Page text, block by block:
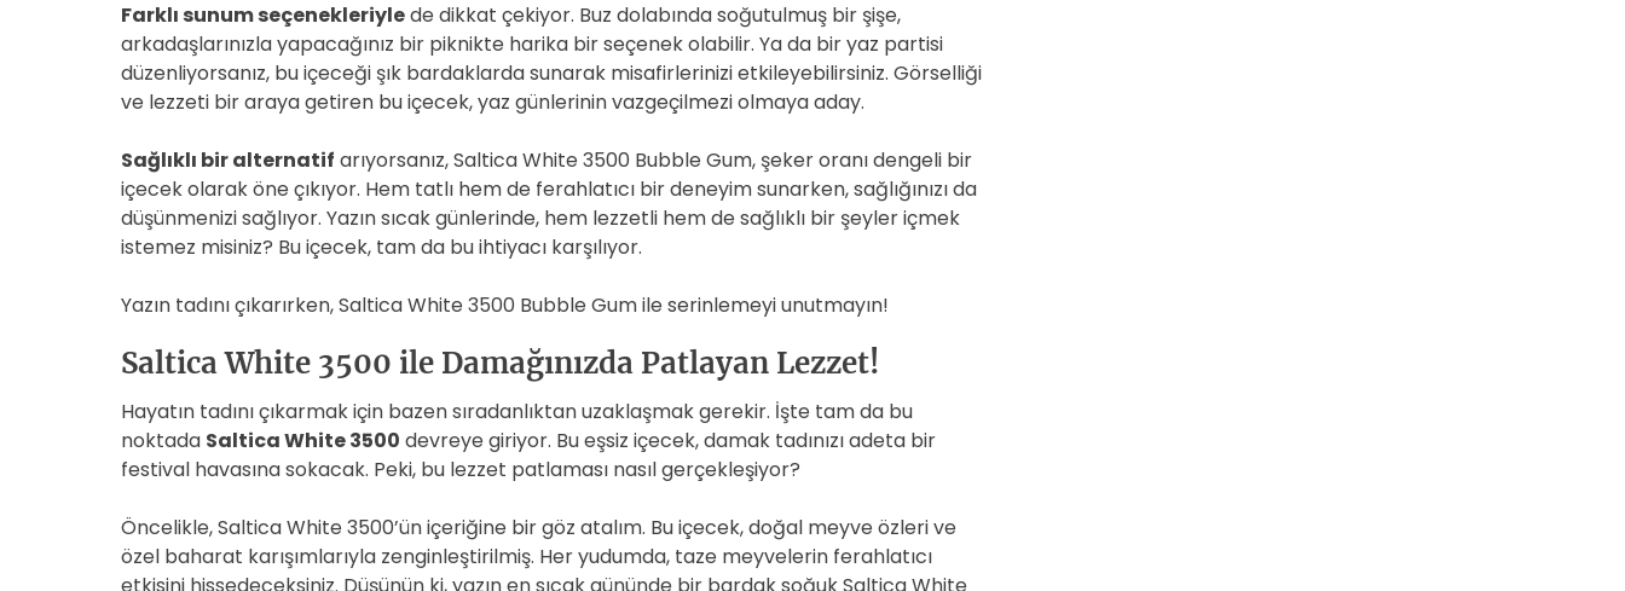
Farklı sunum seçenekleriylede dikkat çekiyor. Buz dolabında soğutulmuş bir şişe,
arkadaşlarınızla yapacağınız bir piknikte harika bir seçenek olabilir. Ya da bir yaz partisi
düzenliyorsanız, bu içeceği şık bardaklarda sunarak misafirlerinizi etkileyebilirsiniz. Görselliği
ve lezzeti bir araya getiren bu içecek, yaz günlerinin vazgeçilmezi olmaya aday.
Sağlıklı bir alternatif arıyorsanız, Saltica White 3500 Bubble Gum, şeker oranı dengeli bir
içecek olarak öne çıkıyor. Hem tatlı hem de ferahlatıcı bir deneyim sunarken, sağlığınızı da
düşünmenizi sağlıyor. Yazın sıcak günlerinde, hem lezzetli hem de sağlıklı bir şeyler içmek
istemez misiniz? Bu içecek, tam da bu ihtiyacı karşılıyor.
Yazın tadını çıkarırken, Saltica White 3500 Bubble Gum ile serinlemeyi unutmayın!
Saltica White 3500 ile Damağınızda Patlayan Lezzet!
Hayatın tadını çıkarmak için bazen sıradanlıktan uzaklaşmak gerekir. İşte tam da bu
noktada Saltica White 3500 devreye giriyor. Bu eşsiz içecek, damak tadınızı adeta bir
festival havasına sokacak. Peki, bu lezzet patlaması nasıl gerçekleşiyor?
Öncelikle, Saltica White 3500’ün içeriğine bir göz atalım. Bu içecek, doğal meyve özleri ve
özel baharat karışımlarıyla zenginleştirilmiş. Her yudumda, taze meyvelerin ferahlatıcı